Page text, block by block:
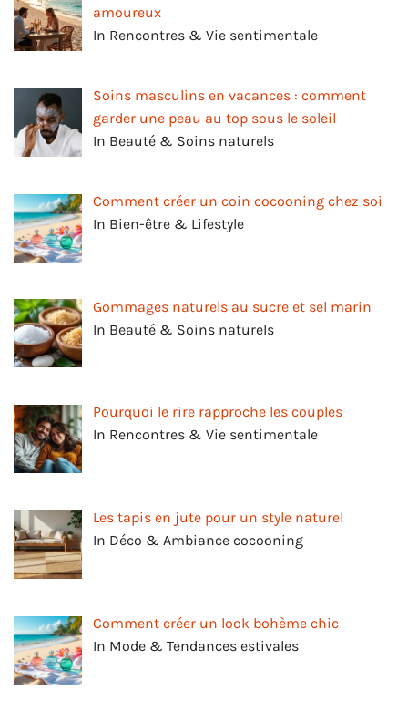
amoureux
In Rencontres & Vie sentimentale
Soins masculins en vacances : comment
garder une peau au top sous le soleil
In Beauté & Soins naturels
Comment créer un coin cocooning chez soi
In Bien-être & Lifestyle
Gommages naturels au sucre et sel marin
In Beauté & Soins naturels
Pourquoi le rire rapproche les couples
In Rencontres & Vie sentimentale
Les tapis en jute pour un style naturel
In Déco & Ambiance cocooning
Comment créer un look bohème chic
In Mode & Tendances estivales